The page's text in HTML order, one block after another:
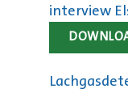
interview